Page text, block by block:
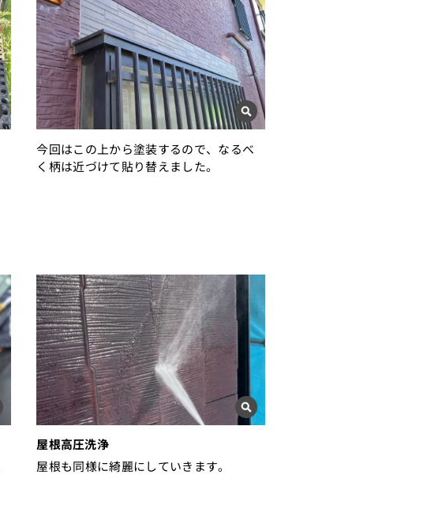
今回はこの上から塗装するので、なるべ
く柄は近づけて貼り替えました。
屋根高圧洗浄
屋根も同様に綺麗にしていきます。